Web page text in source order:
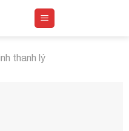
thanh lý